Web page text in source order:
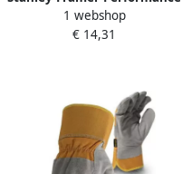
Handschoen | SY650L EU
1 webshop
€ 14,31